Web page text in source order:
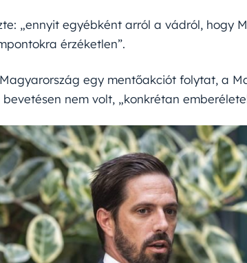
„ennyit egyébként arról a vádról, hogy
érzéketlen”.
egy mentőakciót folytat, a
nem volt, „konkrétan